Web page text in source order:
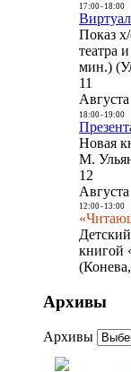
17:00- 18:00
Показ
театра
мин.)
11
Августа
18:00- 19:00
Новая
М.
12
Августа
12:00- 13:00
книгой
Архивы
Архивы